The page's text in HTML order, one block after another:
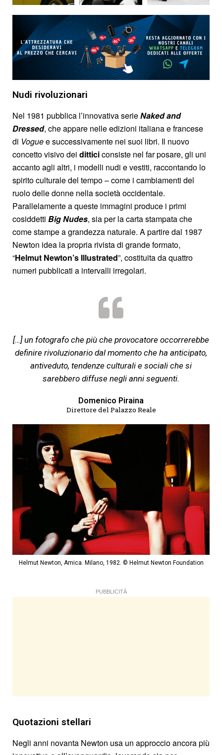
Nudi rivoluzionari
Nel 1981 pubblica l’innovativa serieNaked and
Dressed, che appare nelle edizioni italiana e francese
di Voguee successivamente nei suoi libri. Il nuovo
concetto visivo dei ditticiconsiste nel far posare, gli uni
accanto agli altri, i modelli nudi e vestiti, raccontando lo
spirito culturale del tempo – come i cambiamenti del
ruolo delle donne nella società occidentale.
Parallelamente a queste immagini produce i primi
cosiddetti Big Nudes, sia per la carta stampata che
come stampe a grandezza naturale. A partire dal 1987
Newton idea la propria rivista di grande formato,
“Helmut Newton’s Illustrated”, costituita da quattro
numeri pubblicati a intervalli irregolari.
[…] un fotografo che più che provocatore occorrerebbe
definire rivoluzionario dal momento che ha anticipato,
antiveduto, tendenze culturali e sociali che si
sarebbero diffuse negli anni seguenti.
Domenico Piraina
Direttore del Palazzo Reale
Helmut Newton, Amica. Milano, 1982. © Helmut Newton Foundation
PUBBLICITÀ
Quotazioni stellari
Negli anni novanta Newton usa un approccio ancora più